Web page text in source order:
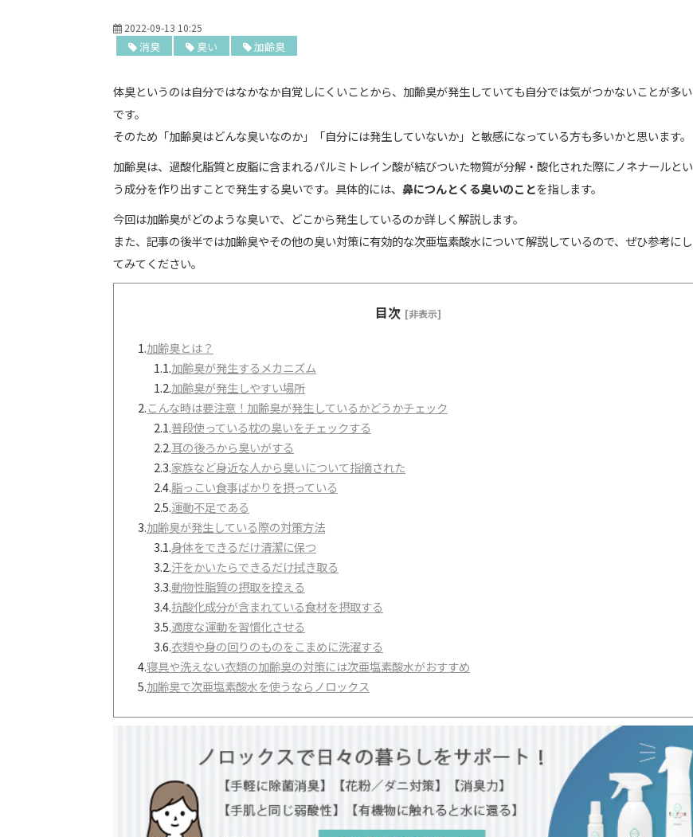
2022-09-13 10:25
消臭 臭い 加齢臭
体臭というのは自分ではなかなか自覚しにくいことから、加齢臭が発生していても自分では気がつかないことが多い
です。
そのため「加齢臭はどんな臭いなのか」「自分には発生していないか」と敏感になっている方も多いかと思います。
加齢臭は、過酸化脂質と皮脂に含まれるパルミトレイン酸が結びついた物質が分解・酸化された際にノネナールとい
う成分を作り出すことで発生する臭いです。具体的には、 鼻につんとくる臭いのことを指します。
今回は加齢臭がどのような臭いで、どこから発生しているのか詳しく解説します。
また、記事の後半では加齢臭やその他の臭い対策に有効的な次亜塩素酸水について解説しているので、ぜひ参考にし
てみてください。
目次 [非表示]
1.加齢臭とは？
1.1.加齢臭が発生するメカニズム
1.2.加齢臭が発生しやすい場所
2.こんな時は要注意！加齢臭が発生しているかどうかチェック
2.1.普段使っている枕の臭いをチェックする
2.2.耳の後ろから臭いがする
2.3.家族など身近な人から臭いについて指摘された
2.4.脂っこい食事ばかりを摂っている
2.5.運動不足である
3.加齢臭が発生している際の対策方法
3.1.身体をできるだけ清潔に保つ
3.2.汗をかいたらできるだけ拭き取る
3.3.動物性脂質の摂取を控える
3.4.抗酸化成分が含まれている食材を摂取する
3.5.適度な運動を習慣化させる
3.6.衣類や身の回りのものをこまめに洗濯する
4.寝具や洗えない衣類の加齢臭の対策には次亜塩素酸水がおすすめ
5.加齢臭で次亜塩素酸水を使うならノロックス